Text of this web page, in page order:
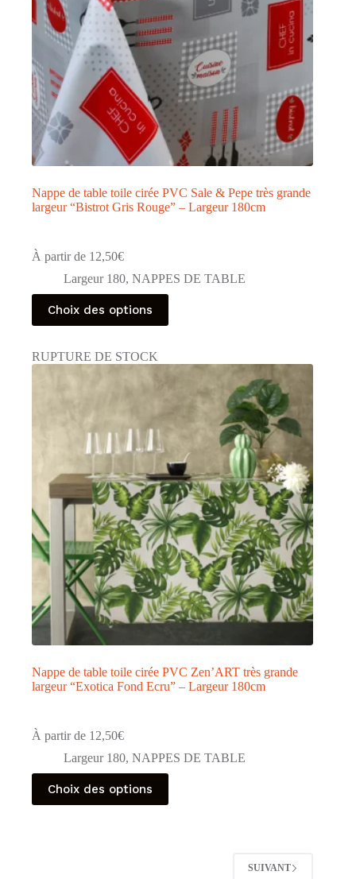
produit
Nappe de table toile cirée PVC Sale & Pepe très grande
largeur “Bistrot Gris Rouge” – Largeur 180cm
À partir de 12,50€
Largeur 180, NAPPES DE TABLE
Choix des options
Ce
produit
a
variations.
peuvent
choisies
produit
RUPTURE DE STOCK
Nappe de table toile cirée PVC Zen’ART très grande
largeur “Exotica Fond Ecru” – Largeur 180cm
À partir de 12,50€
Largeur 180, NAPPES DE TABLE
Choix des options
Ce
produit
a
SUIVANT